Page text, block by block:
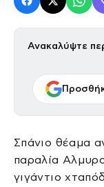
Ανακαλύψτε
Σπάνιο θέαμα
παραλία
γιγάντιο